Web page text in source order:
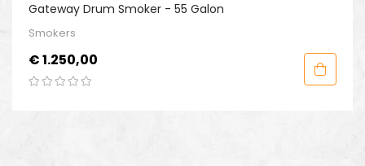
Gateway Drum Smoker - 55 Galon
Smokers
Prijs
€ 1.250,00